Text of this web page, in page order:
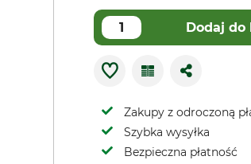
Dodaj do
Zakupy z odroczoną
Szybka wysyłka
Bezpieczna płatność